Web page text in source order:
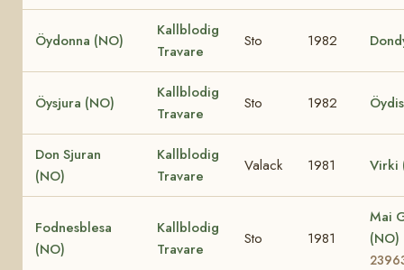
Öydonna (NO)
Kallblodig
Travare
Sto 1982
Öysjura (NO)
Kallblodig
Travare
Sto 1982
Don Sjuran
(NO)
Kallblodig
Travare
Valack 1981 Virki
Fodnesblesa
(NO)
Kallblodig
Travare
Sto 1981
Mai
(NO)